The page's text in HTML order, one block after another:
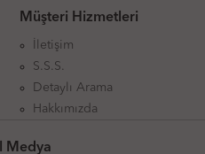
Müşteri Hizmetleri
İletişim
S.S.S.
Detaylı Arama
Hakkımızda
Medya